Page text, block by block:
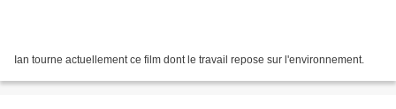
Ian tourne actuellement ce film dont le travail repose sur l'environnement.